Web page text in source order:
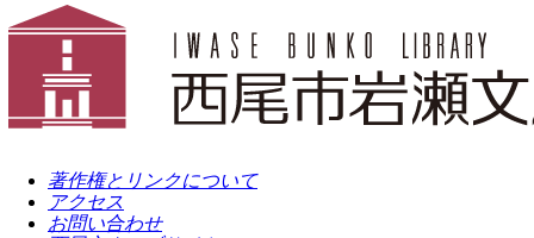
著作権とリンクについて
アクセス
お問い合わせ